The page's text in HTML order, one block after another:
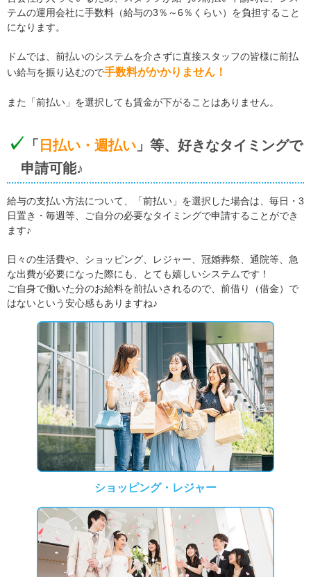
テムの運用会社に手数料（給与の3％～6％くらい）を負担すること
になります。
ドムでは、前払いのシステムを介さずに直接スタッフの皆様に前払
い給与を振り込むので手数料がかかりません！
また「前払い」を選択しても賃金が下がることはありません。
「 日払い・週払い 」等、好きなタイミングで
申請可能♪
給与の支払い方法について、「前払い」を選択した場合は、毎日・3
日置き・毎週等、ご自分の必要なタイミングで申請することができ
ます♪
日々の生活費や、ショッピング、レジャー、冠婚葬祭、通院等、急
な出費が必要になった際にも、とても嬉しいシステムです！
ご自身で働いた分のお給料を前払いされるので、前借り（借金）で
はないという安心感もありますね♪
ショッピング・レジャー